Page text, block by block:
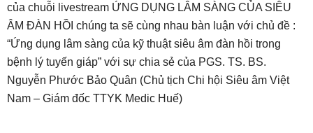
của chuỗi livestream ỨNG DỤNG LÂM SÀNG CỦA SIÊU
ÂM ĐÀN HỒI chúng ta sẽ cùng nhau bàn luận với chủ đề :
“Ứng dụng lâm sàng của kỹ thuật siêu âm đàn hồi trong
bệnh lý tuyến giáp” với sự chia sẻ của PGS. TS. BS.
Nguyễn Phước Bảo Quân (Chủ tịch Chi hội Siêu âm Việt
Nam – Giám đốc TTYK Medic Huế)